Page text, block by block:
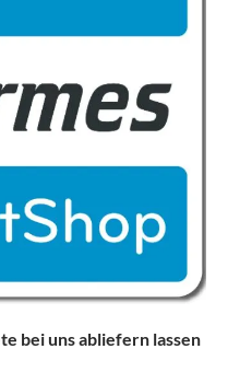
bei uns abliefern lassen